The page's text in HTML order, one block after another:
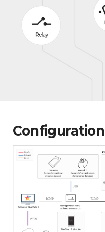
Configuration